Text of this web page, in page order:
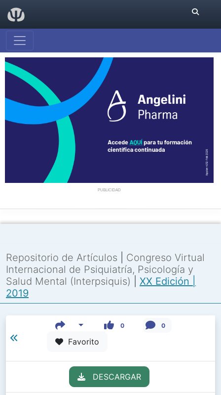
PUBLICIDAD
Repositorio de Artículos
Congreso Virtual
Internacional de Psiquiatría, Psicología y
Salud Mental (Interpsiquis)
XX Edición |
2019
0 0
Favorito
DESCARGAR